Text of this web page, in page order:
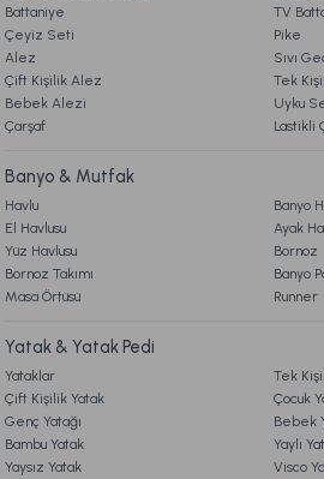
Battaniye
TV
Çeyiz Seti
Pike
Alez
Sıvı
Çift Kişilik Alez
Tek
Bebek Alezi
Uyku
Çarşaf
Lastikli
Banyo & Mutfak
Havlu
Banyo
El Havlusu
Ayak
Yüz Havlusu
Bornoz
Bornoz Takımı
Banyo
Masa Örtüsü
Runner
Yatak & Yatak Pedi
Yataklar
Tek
Çift Kişilik Yatak
Çocuk
Genç Yatağı
Bebek
Bambu Yatak
Yaylı
Yaysız Yatak
Visco